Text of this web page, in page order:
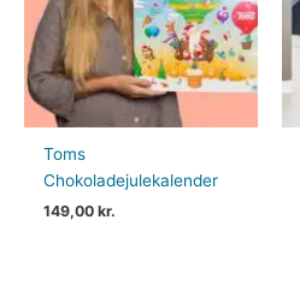
Toms
Chokoladejulekalender
149,00kr.